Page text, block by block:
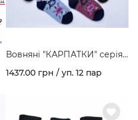
Вовняні "КАРПАТКИ" серія
квіти арт. 160
1437.00 грн / уп. 12 пар